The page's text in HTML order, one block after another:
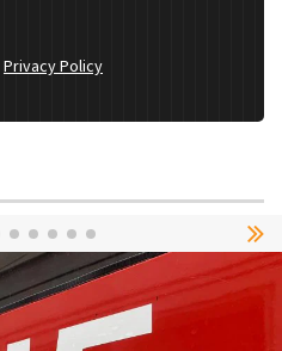
Privacy Policy